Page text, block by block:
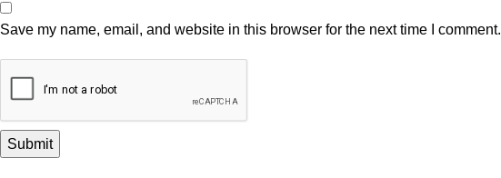
Save my name, email, and website in this browser for the next time I comment.